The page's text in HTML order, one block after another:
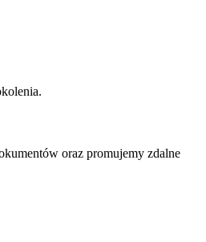
oraz promujemy zdalne